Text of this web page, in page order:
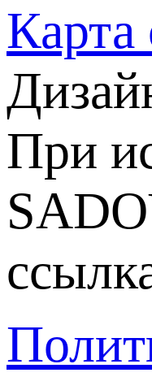
Карта
При